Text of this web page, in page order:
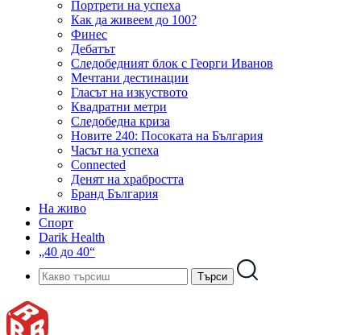
Портрети на успеха
Как да живеем до 100?
Финес
Дебатът
Следобедният блок с Георги Иванов
Мечтани дестинации
Гласът на изкуството
Квадратни метри
Следобедна криза
Новите 240: Посоката на България
Часът на успеха
Connected
Денят на храбростта
Бранд България
На живо
Спорт
Darik Health
„40 до 40“